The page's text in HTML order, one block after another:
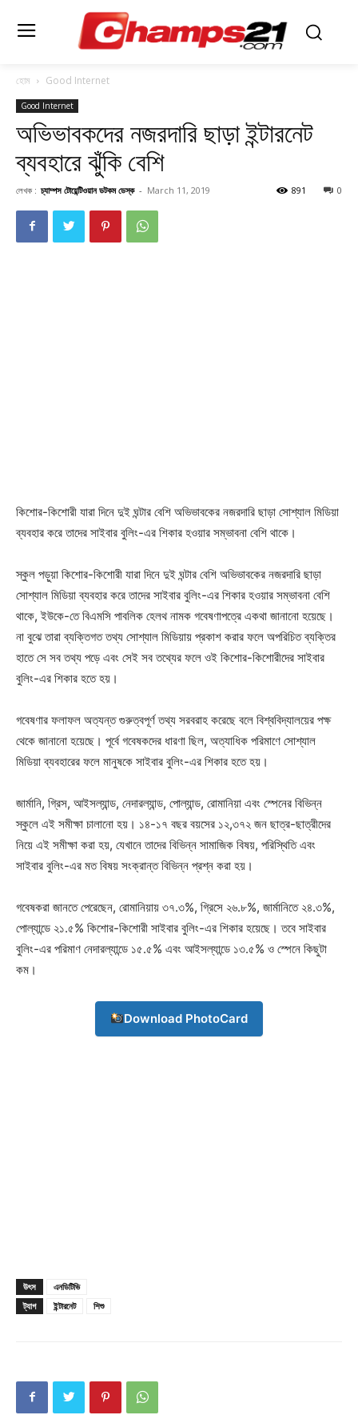
About
হোম Good Internet
Good Internet
অভিভাবকদের নজরদারি ছাড়া ইন্টারনেট
ব্যবহারে ঝুঁকি বেশি
লেখক : চ্যাম্পস টোয়েন্টিওয়ান ডটকম ডেস্ক - March 11, 2019 0
891
কিশোর-কিশোরী যারা দিনে দুই ঘন্টার বেশি অভিভাবকের নজরদারি ছাড়া সোশ্যাল মিডিয়া
ব্যবহার করে তাদের সাইবার বুলিং-এর শিকার হওয়ার সম্ভাবনা বেশি থাকে।
স্কুল পড়ুয়া কিশোর-কিশোরী যারা দিনে দুই ঘন্টার বেশি অভিভাবকের নজরদারি ছাড়া
সোশ্যাল মিডিয়া ব্যবহার করে তাদের সাইবার বুলিং-এর শিকার হওয়ার সম্ভাবনা বেশি
থাকে, ইউকে-তে বিএমসি পাবলিক হেলথ নামক গবেষণাপত্রে একথা জানানো হয়েছে।
না বুঝে তারা ব্যক্তিগত তথ্য সোশ্যাল মিডিয়ায় প্রকাশ করার ফলে অপরিচিত ব্যক্তির
হাতে সে সব তথ্য পড়ে এবং সেই সব তথ্যের ফলে ওই কিশোর-কিশোরীদের সাইবার
বুলিং-এর শিকার হতে হয়।
গবেষণার ফলাফল অত্যন্ত গুরুত্বপূর্ণ তথ্য সরবরাহ করেছে বলে বিশ্ববিদ্যালয়ের পক্ষ
থেকে জানানো হয়েছে। পূর্বে গবেষকদের ধারণা ছিল, অত্যাধিক পরিমাণে সোশ্যাল
মিডিয়া ব্যবহারের ফলে মানুষকে সাইবার বুলিং-এর শিকার হতে হয়।
জার্মানি, গ্রিস, আইসল্যান্ড, নেদারল্যান্ড, পোল্যান্ড, রোমানিয়া এবং স্পেনের বিভিন্ন
স্কুলে এই সমীক্ষা চালানো হয়। ১৪-১৭ বছর বয়সের ১২,৩৭২ জন ছাত্র-ছাত্রীদের
নিয়ে এই সমীক্ষা করা হয়, যেখানে তাদের বিভিন্ন সামাজিক বিষয়, পরিস্থিতি এবং
সাইবার বুলিং-এর মত বিষয় সংক্রান্ত বিভিন্ন প্রশ্ন করা হয়।
গবেষকরা জানতে পেরেছেন, রোমানিয়ায় ৩৭.৩%, গ্রিসে ২৬.৮%, জার্মানিতে ২৪.৩%,
পোল্যান্ডে ২১.৫% কিশোর-কিশোরী সাইবার বুলিং-এর শিকার হয়েছে। তবে সাইবার
বুলিং-এর পরিমাণ নেদারল্যান্ডে ১৫.৫% এবং আইসল্যান্ডে ১৩.৫% ও স্পেনে কিছুটা
কম।
Download PhotoCard
উৎস
এনডিটিভি
ট্যাগ
ইন্টারনেট শিশু